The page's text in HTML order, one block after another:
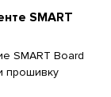
SMART
SMART Board
прошивку